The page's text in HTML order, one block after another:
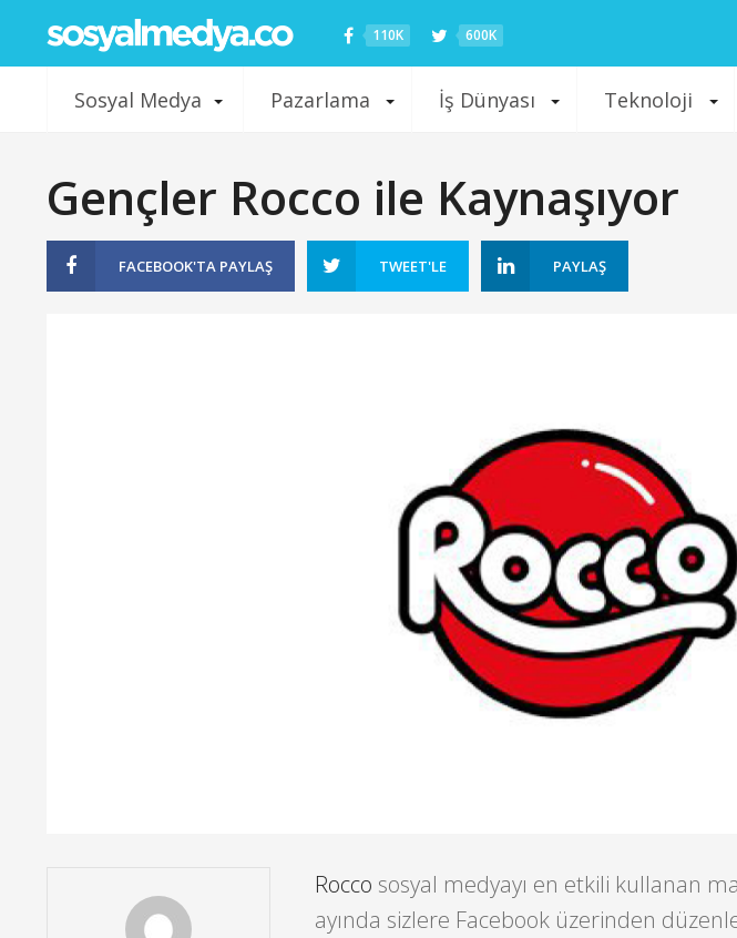
110K 600K
Sosyal Medya Pazarlama İş Dünyası Teknoloji
Gençler Rocco ile Kaynaşıyor
FACEBOOK'TA PAYLAŞ TWEET'LE PAYLAŞ
Rocco sosyal medyayı en etkili kullanan
ayında sizlere Facebook üzerinden